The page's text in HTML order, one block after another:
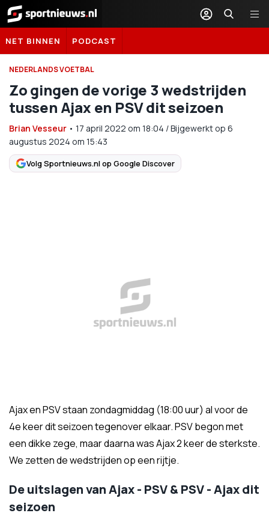
Sportnieuws.nl
NET BINNEN PODCAST
NEDERLANDS VOETBAL
Zo gingen de vorige 3 wedstrijden
tussen Ajax en PSV dit seizoen
Brian Vesseur • 17 april 2022 om 18:04 /Bijgewerkt op 6
augustus 2024 om 15:43
Volg Sportnieuws.nl op Google Discover
Ajax en PSV staan zondagmiddag (18:00 uur) al voor de
4e keer dit seizoen tegenover elkaar. PSV begon met
een dikke zege, maar daarna was Ajax 2 keer de sterkste.
We zetten de wedstrijden op een rijtje.
De uitslagen van Ajax - PSV & PSV - Ajax dit
seizoen